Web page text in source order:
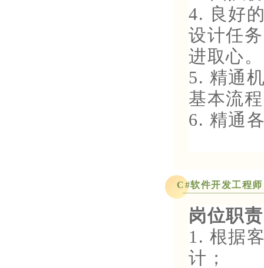
4. 良好
设计任
进取心。
5. 精通
基本流
6. 精通
C#软件开发工程
岗位职
1. 根据
计；